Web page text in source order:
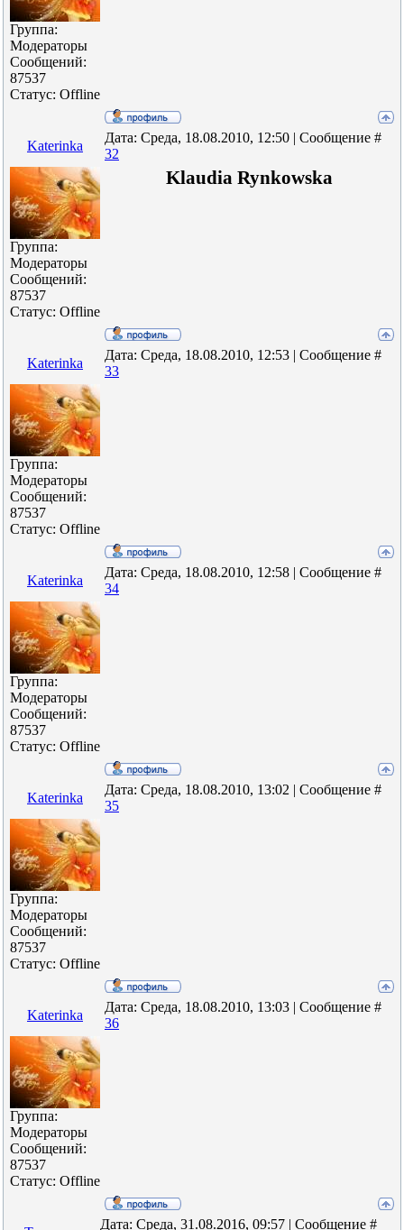
Группа:
Модераторы
Сообщений:
87537
Статус: Offline
Katerinka
Дата: Среда, 18.08.2010, 12:50 | Сообщение #
32
Группа:
Модераторы
Сообщений:
87537
Статус: Offline
Klaudia Rynkowska
Katerinka
Дата: Среда, 18.08.2010, 12:53 | Сообщение #
33
Группа:
Модераторы
Сообщений:
87537
Статус: Offline
Katerinka
Дата: Среда, 18.08.2010, 12:58 | Сообщение #
34
Группа:
Модераторы
Сообщений:
87537
Статус: Offline
Katerinka
Дата: Среда, 18.08.2010, 13:02 | Сообщение #
35
Группа:
Модераторы
Сообщений:
87537
Статус: Offline
Katerinka
Дата: Среда, 18.08.2010, 13:03 | Сообщение #
36
Группа:
Модераторы
Сообщений:
87537
Статус: Offline
Дата: Среда, 31.08.2016, 09:57 | Сообщение #